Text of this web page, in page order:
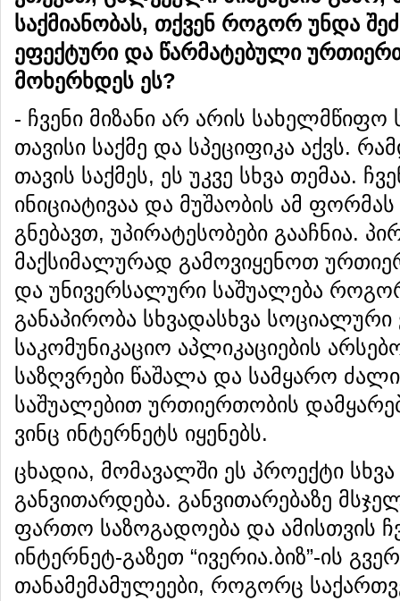
საქმიანობას, თქვენ როგორ უნდა
ეფექტური და წარმატებული
მოხერხდეს ეს?
- ჩვენი მიზანი არ არის
თავისი საქმე და სპეციფიკა აქვს.
თავის საქმეს, ეს უკვე სხვა თემაა.
ინიციატივაა და მუშაობის ამ
გნებავთ, უპირატესობები გააჩნია.
მაქსიმალურად გამოვიყენოთ
და უნივერსალური საშუალება
განაპირობა სხვადასხვა
საკომუნიკაციო აპლიკაციების
საზღვრები წაშალა და სამყარო
საშუალებით ურთიერთობის
ვინც ინტერნეტს იყენებს.
ცხადია, მომავალში ეს პროექტი
განვითარდება. განვითარებაზე
ფართო საზოგადოება და ამისთვის
ინტერნეტ-გაზეთ “ივერია.ბიზ”-ის
თანამემამულეები, როგორც